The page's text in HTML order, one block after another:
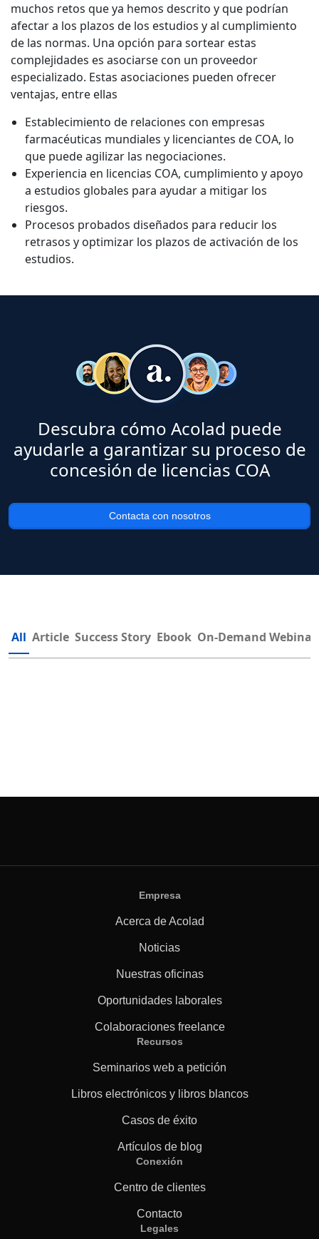
muchos retos que ya hemos descrito y que podrían
afectar a los plazos de los estudios y al cumplimiento
de las normas. Una opción para sortear estas
complejidades es asociarse con un proveedor
especializado. Estas asociaciones pueden ofrecer
ventajas, entre ellas
Establecimiento de relaciones con empresas
farmacéuticas mundiales y licenciantes de COA, lo
que puede agilizar las negociaciones.
Experiencia en licencias COA, cumplimiento y apoyo
a estudios globales para ayudar a mitigar los
riesgos.
Procesos probados diseñados para reducir los
retrasos y optimizar los plazos de activación de los
estudios.
Descubra cómo Acolad puede
ayudarle a garantizar su proceso de
concesión de licencias COA
Contacta con nosotros
All Article Success Story Ebook On-Demand Webinar
Empresa
Acerca de Acolad
Noticias
Nuestras oficinas
Oportunidades laborales
Colaboraciones freelance
Recursos
Seminarios web a petición
Libros electrónicos y libros blancos
Casos de éxito
Artículos de blog
Conexión
Centro de clientes
Contacto
Legales